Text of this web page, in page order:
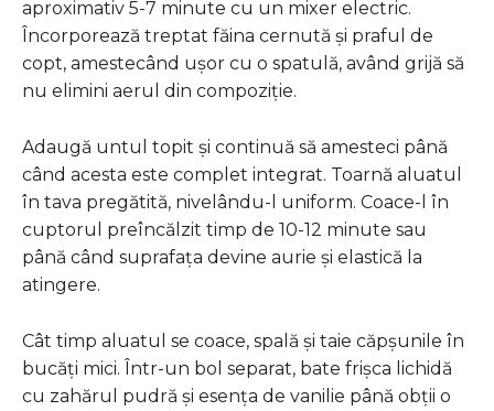
aproximativ 5-7 minute cu un mixer electric.
Încorporează treptat făina cernută și praful de
copt, amestecând ușor cu o spatulă, având grijă să
nu elimini aerul din compoziție.
Adaugă untul topit și continuă să amesteci până
când acesta este complet integrat. Toarnă aluatul
în tava pregătită, nivelându-l uniform. Coace-l în
cuptorul preîncălzit timp de 10-12 minute sau
până când suprafața devine aurie și elastică la
atingere.
Cât timp aluatul se coace, spală și taie căpșunile în
bucăți mici. Într-un bol separat, bate frișca lichidă
cu zahărul pudră și esența de vanilie până obții o